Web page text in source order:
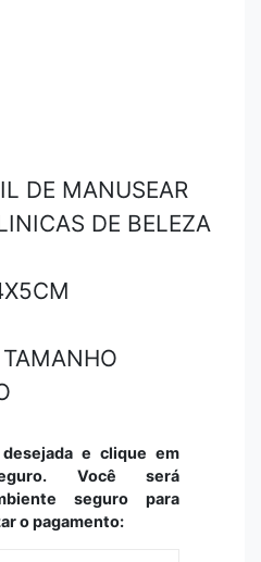
DE MANUSEAR
DE BELEZA
e clique em
Você será
seguro para
o pagamento: